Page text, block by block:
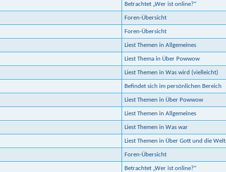
Betrachtet „Wer ist online?“
Foren-Übersicht
Foren-Übersicht
Liest Themen in Allgemeines
Liest Thema in Über Powwow
Liest Themen in Was wird (vielleicht)
Befindet sich im persönlichen Bereich
Liest Themen in Über Powwow
Liest Themen in Allgemeines
Liest Themen in Was war
Liest Themen in Über Gott und die Welt
Foren-Übersicht
Betrachtet „Wer ist online?“